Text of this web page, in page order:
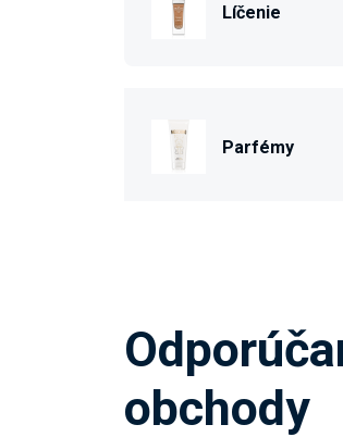
Líčenie
Parfémy
obchody